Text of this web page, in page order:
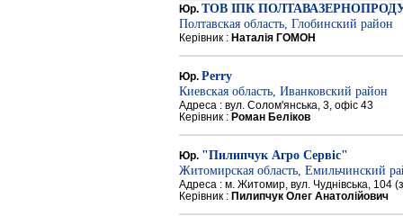
Юр. ТОВ ІПК
Полтавская область, Глобинский район
Керівник : Наталія ГОМОН
Юр. Perry
Киевская область, Иванковский район
Адреса : вул. Солом'янська, 3, офіс 43
Керівник : Роман Беліков
Юр. "Пилипчук Агро Сервіс"
Житомирская область, Емильчинский
Адреса : м. Житомир, вул. Чуднівська, 104
Керівник : Пилипчук Олег Анатолійович